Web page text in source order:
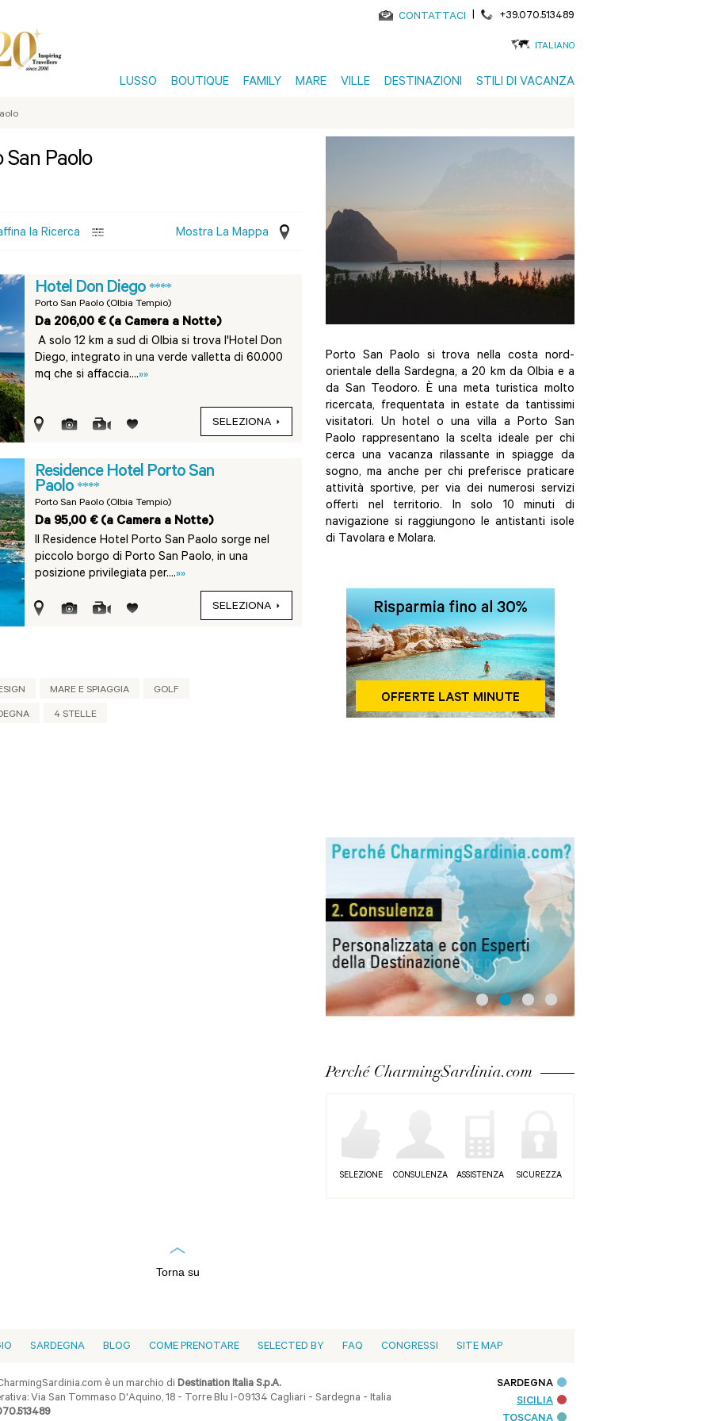
CONTATTACI | +39.070.513489
ITALIANO
LUSSO BOUTIQUE FAMILY MARE VILLE DESTINAZIONI STILI DI VACANZA
Paolo
la Ricerca Mostra La Mappa
Hotel Don Diego ****
Porto San Paolo (Olbia Tempio)
Da 206,00 € (a Camera a Notte)
A solo 12 km a sud di Olbia si trova l'Hotel Don
Diego, integrato in una verde valletta di 60.000
mq che si affaccia....»»
SELEZIONA
Residence Hotel Porto San
Paolo ****
Porto San Paolo (Olbia Tempio)
Da 95,00 € (a Camera a Notte)
Il Residence Hotel Porto San Paolo sorge nel
piccolo borgo di Porto San Paolo, in una
posizione privilegiata per....»»
SELEZIONA
MARE E SPIAGGIA GOLF
4 STELLE
Porto San Paolo si trova nella costa nord-
orientale della Sardegna, a 20 km da Olbia e a
da San Teodoro. È una meta turistica molto
ricercata, frequentata in estate da tantissimi
visitatori. Un hotel o una villa a Porto San
Paolo rappresentano la scelta ideale per chi
cerca una vacanza rilassante in spiagge da
sogno, ma anche per chi preferisce praticare
attività sportive, per via dei numerosi servizi
offerti nel territorio. In solo 10 minuti di
navigazione si raggiungono le antistanti isole
di Tavolara e Molara.
Perché CharmingSardinia.com
SELEZIONE CONSULENZA ASSISTENZA SICUREZZA
Torna su
SARDEGNA BLOG COME PRENOTARE SELECTED BY FAQ CONGRESSI SITE MAP
è un marchio diDestination Italia S.p.A.
Via San Tommaso D'Aquino, 18 - Torre Blu I-09134 Cagliari - Sardegna - Italia
SARDEGNA
SICILIA